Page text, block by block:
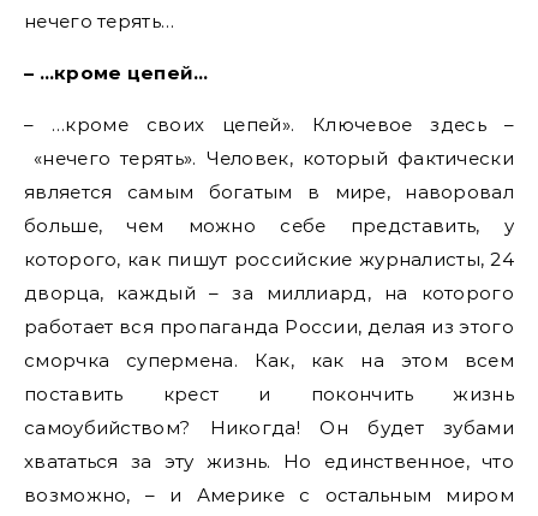
нечего терять…
– …кроме цепей…
– …кроме своих цепей». Ключевое здесь –
«нечего терять». Человек, который фактически
является самым богатым в мире, наворовал
больше, чем можно себе представить, у
которого, как пишут российские журналисты, 24
дворца, каждый – за миллиард, на которого
работает вся пропаганда России, делая из этого
сморчка супермена. Как, как на этом всем
поставить крест и покончить жизнь
самоубийством? Никогда! Он будет зубами
хвататься за эту жизнь. Но единственное, что
возможно, – и Америке с остальным миром